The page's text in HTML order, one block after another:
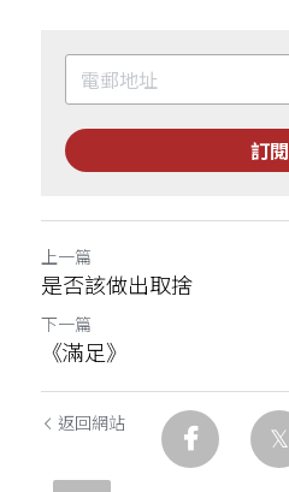
訂閱
上一篇
是否該做出取捨
下一篇
《滿足》
返回網站